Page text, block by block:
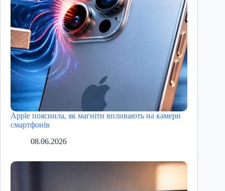
Apple пояснила, як магніти впливають на камери
смартфонів
08.06.2026